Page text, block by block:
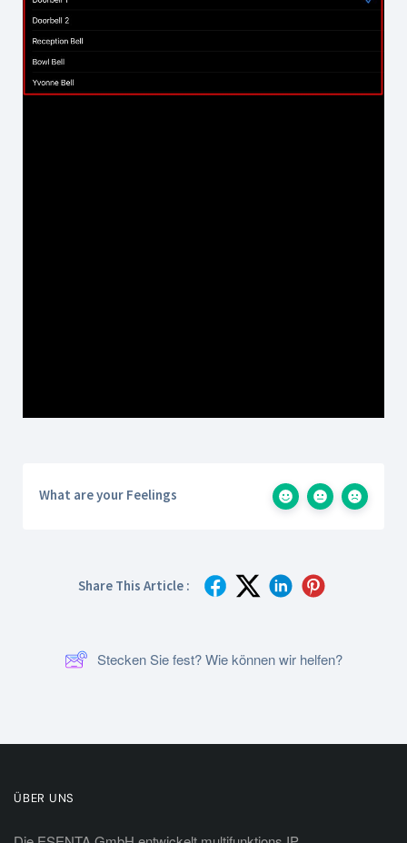
What are your Feelings
Share This Article :
Stecken Sie fest? Wie können wir helfen?
ÜBER UNS